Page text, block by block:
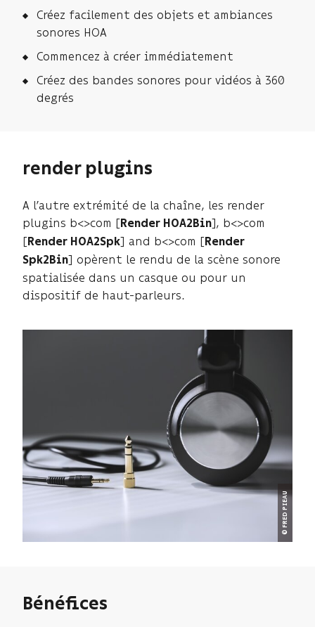
Créez facilement des objets et ambiances
sonores HOA
Commencez à créer immédiatement
Créez des bandes sonores pour vidéos à 360
degrés
render plugins
A l’autre extrémité de la chaîne, les render
plugins b<>com [ Render HOA2Bin], b<>com
[ Render HOA2Spk] and b<>com [ Render
Spk2Bin] opèrent le rendu de la scène sonore
spatialisée dans un casque ou pour un
dispositif de haut-parleurs.
© FRED PIEAU
Bénéfices